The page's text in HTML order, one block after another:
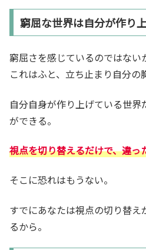
窮屈な世界は自分が作り
窮屈さを感じているのではない
これはふと、立ち止まり自分の
自分自身が作り上げている世界
ができる。
視点を切り替えるだけで、違っ
そこに恐れはもうない。
すでにあなたは視点の切り替
るから。